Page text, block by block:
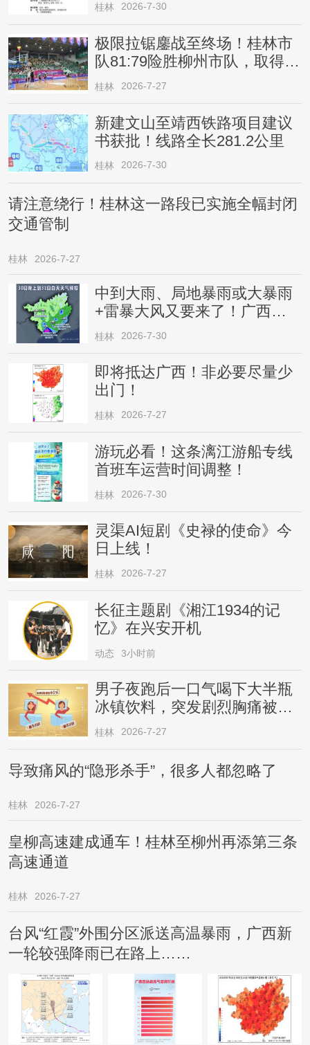
桂林 2026-7-30
极限拉锯鏖战至终场！桂林市
队81:79险胜柳州市队，取得四
连胜
桂林 2026-7-27
新建文山至靖西铁路项目建议
书获批！线路全长281.2公里
桂林 2026-7-30
请注意绕行！桂林这一路段已实施全幅封闭
交通管制
桂林 2026-7-27
中到大雨、局地暴雨或大暴雨
+雷暴大风又要来了！广西人
请注意
桂林 2026-7-30
即将抵达广西！非必要尽量少
出门！
桂林 2026-7-27
游玩必看！这条漓江游船专线
首班车运营时间调整！
桂林 2026-7-30
灵渠AI短剧《史禄的使命》今
日上线！
桂林 2026-7-27
长征主题剧《湘江1934的记
忆》在兴安开机
动态 3小时前
男子夜跑后一口气喝下大半瓶
冰镇饮料，突发剧烈胸痛被送
医！医生提醒→
桂林 2026-7-27
导致痛风的“隐形杀手”，很多人都忽略了
桂林 2026-7-27
皇柳高速建成通车！桂林至柳州再添第三条
高速通道
桂林 2026-7-27
台风“红霞”外围分区派送高温暴雨，广西新
一轮较强降雨已在路上……